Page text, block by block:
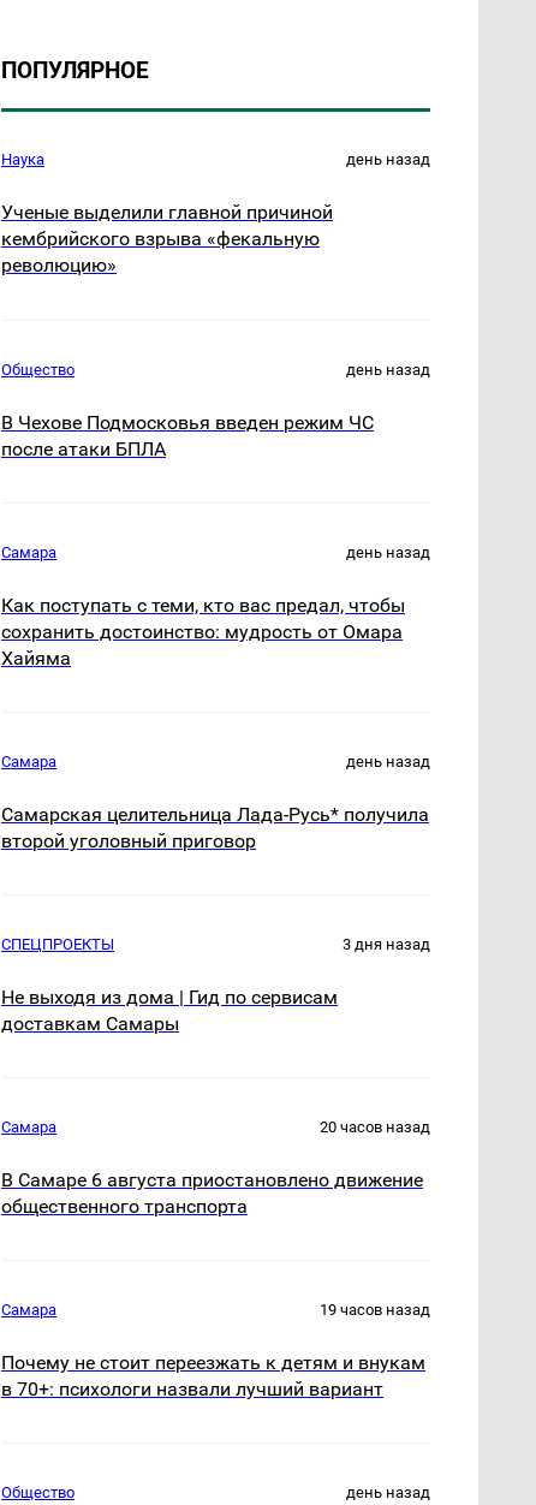
ПОПУЛЯРНОЕ
Наука день назад
Ученые выделили главной причиной
кембрийского взрыва «фекальную
революцию»
Общество день назад
В Чехове Подмосковья введен режим ЧС
после атаки БПЛА
Самара день назад
Как поступать с теми, кто вас предал, чтобы
сохранить достоинство: мудрость от Омара
Хайяма
Самара день назад
Самарская целительница Лада-Русь* получила
второй уголовный приговор
СПЕЦПРОЕКТЫ 3 дня назад
Не выходя из дома | Гид по сервисам
доставкам Самары
Самара 20 часов назад
В Самаре 6 августа приостановлено движение
общественного транспорта
Самара 19 часов назад
Почему не стоит переезжать к детям и внукам
в 70+: психологи назвали лучший вариант
Общество день назад